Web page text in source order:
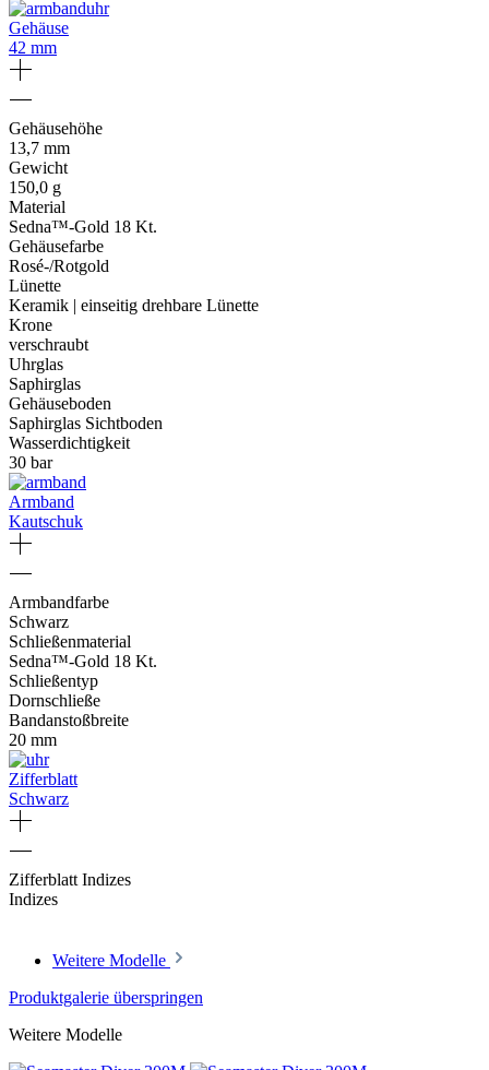
Gehäuse
42 mm
Gehäusehöhe
13,7 mm
Gewicht
150,0 g
Material
Sedna™-Gold 18 Kt.
Gehäusefarbe
Rosé-/Rotgold
Lünette
Keramik | einseitig drehbare Lünette
Krone
verschraubt
Uhrglas
Saphirglas
Gehäuseboden
Saphirglas Sichtboden
Wasserdichtigkeit
30 bar
Armband
Kautschuk
Armbandfarbe
Schwarz
Schließenmaterial
Sedna™‑Gold 18 Kt.
Schließentyp
Dornschließe
Bandanstoßbreite
20 mm
Zifferblatt
Schwarz
Zifferblatt Indizes
Indizes
Weitere Modelle
Produktgalerie überspringen
Weitere Modelle